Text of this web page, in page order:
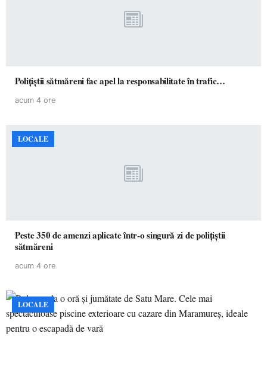
Polițiștii sătmăreni fac apel la responsabilitate în trafic…
acum 4 ore
LOCALE
Peste 350 de amenzi aplicate într-o singură zi de polițiștii
sătmăreni
acum 4 ore
LOCALE